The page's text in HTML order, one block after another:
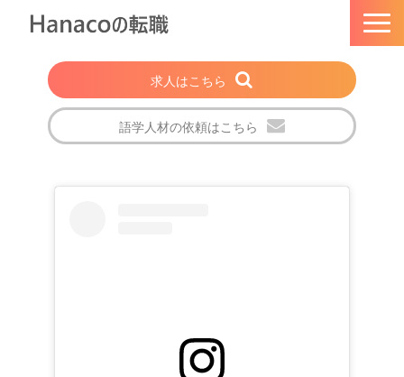
求人はこちら
語学人材の依頼はこちら
会社概要